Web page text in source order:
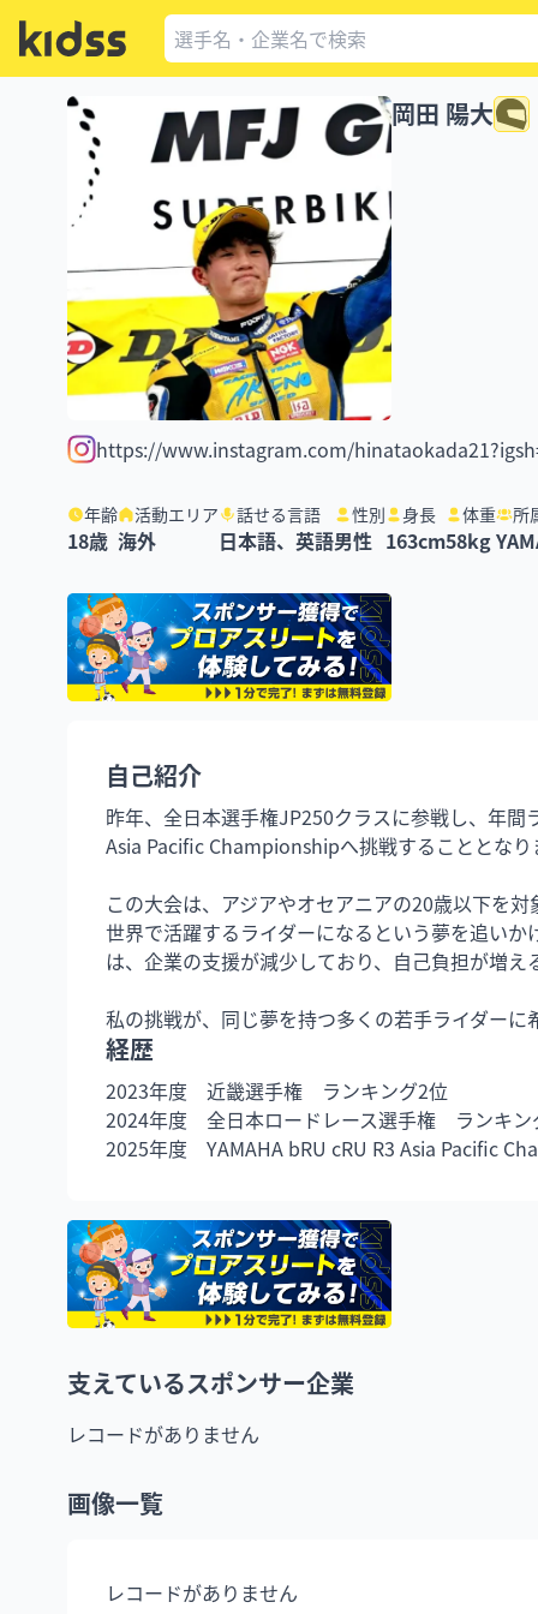
岡田 陽大
https://www.instagram.com/
年齢
18歳
活動エリア
海外
話せる言語
日本語、英語
性別
男性
身長
163cm
体重
58kg
所
自己紹介
昨年、全日本選手権JP250クラスに参戦し、年
Asia Pacific Championshipへ挑戦することとなり
この大会は、アジアやオセアニアの20歳以下を
世界で活躍するライダーになるという夢を追い
は、企業の支援が減少しており、自己負担が増
私の挑戦が、同じ夢を持つ多くの若手ライダー
経歴
2023年度　近畿選手権　ランキング2位
2024年度　全日本ロードレース選手権　ランキン
2025年度　YAMAHA bRU cRU R3 Asia Pacific
支えているスポンサー企業
レコードがありません
画像一覧
レコードがありません